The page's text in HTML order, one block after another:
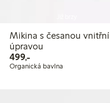
Mikina s česanou vnitřní
úpravou
499,-499,00 Kč
Organická bavlna